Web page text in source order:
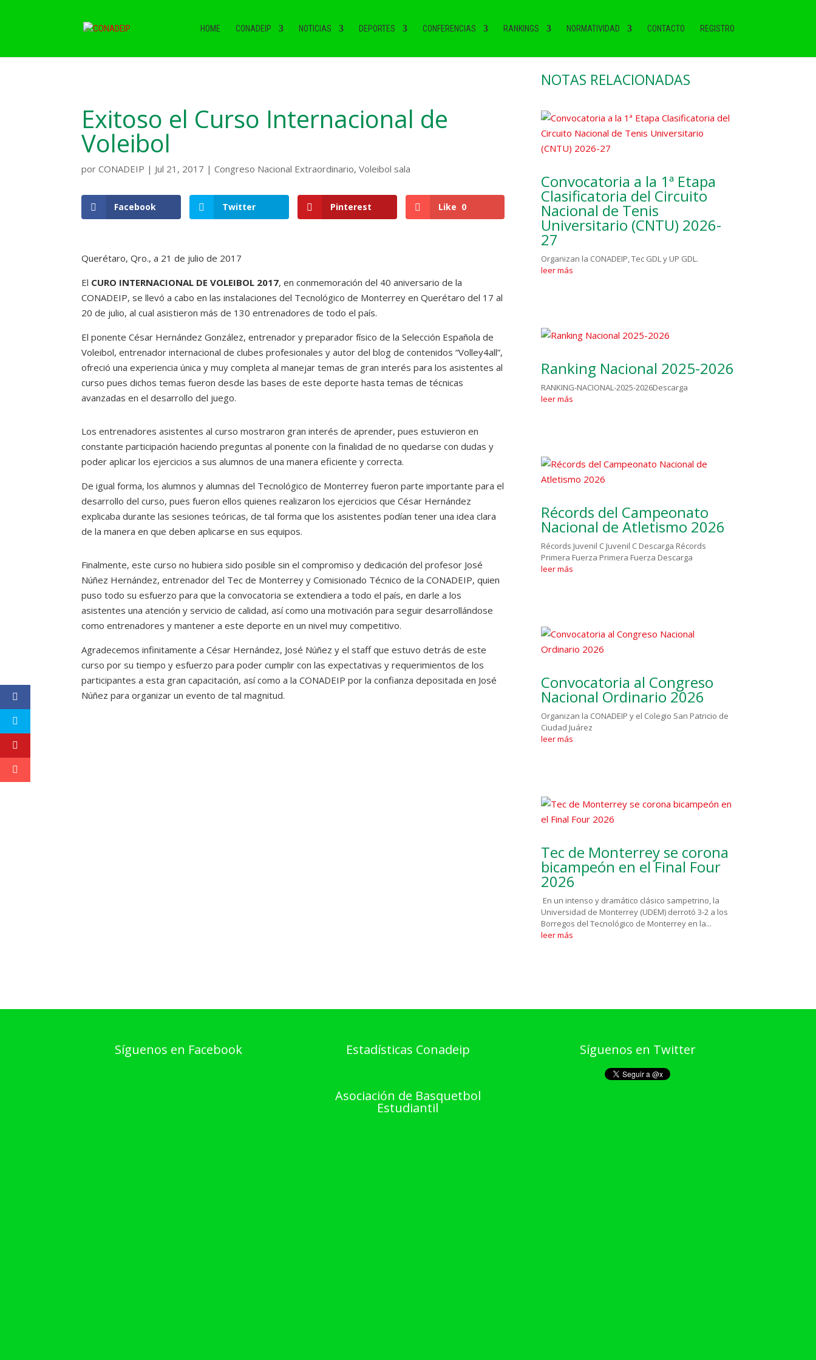
HOME CONADEIP NOTICIAS DEPORTES CONFERENCIAS RANKINGS NORMATIVIDAD CONTACTO REGISTRO
Exitoso el Curso Internacional de
Voleibol
porCONADEIP | Jul 21, 2017 |Congreso Nacional Extraordinario,Voleibol sala
Facebook Twitter Pinterest Like 0
Querétaro, Qro., a 21 de julio de 2017
El CURO INTERNACIONAL DE VOLEIBOL 2017, en conmemoración del 40 aniversario de la
CONADEIP, se llevó a cabo en las instalaciones del Tecnológico de Monterrey en Querétaro del 17 al
20 de julio, al cual asistieron más de 130 entrenadores de todo el país.
El ponente César Hernández González, entrenador y preparador físico de la Selección Española de
Voleibol, entrenador internacional de clubes profesionales y autor del blog de contenidos “Volley4all”,
ofreció una experiencia única y muy completa al manejar temas de gran interés para los asistentes al
curso pues dichos temas fueron desde las bases de este deporte hasta temas de técnicas
avanzadas en el desarrollo del juego.
Los entrenadores asistentes al curso mostraron gran interés de aprender, pues estuvieron en
constante participación haciendo preguntas al ponente con la finalidad de no quedarse con dudas y
poder aplicar los ejercicios a sus alumnos de una manera eficiente y correcta.
De igual forma, los alumnos y alumnas del Tecnológico de Monterrey fueron parte importante para el
desarrollo del curso, pues fueron ellos quienes realizaron los ejercicios que César Hernández
explicaba durante las sesiones teóricas, de tal forma que los asistentes podían tener una idea clara
de la manera en que deben aplicarse en sus equipos.
Finalmente, este curso no hubiera sido posible sin el compromiso y dedicación del profesor José
Núñez Hernández, entrenador del Tec de Monterrey y Comisionado Técnico de la CONADEIP, quien
puso todo su esfuerzo para que la convocatoria se extendiera a todo el país, en darle a los
asistentes una atención y servicio de calidad, así como una motivación para seguir desarrollándose
como entrenadores y mantener a este deporte en un nivel muy competitivo.
Agradecemos infinitamente a César Hernández, José Núñez y el staff que estuvo detrás de este
curso por su tiempo y esfuerzo para poder cumplir con las expectativas y requerimientos de los
participantes a esta gran capacitación, así como a la CONADEIP por la confianza depositada en José
Núñez para organizar un evento de tal magnitud.
NOTAS RELACIONADAS
Convocatoria a la 1ª Etapa
Clasificatoria del Circuito
Nacional de Tenis
Universitario (CNTU) 2026-
27
Organizan la CONADEIP, Tec GDL y UP GDL.
leer más
Ranking Nacional 2025-2026
RANKING-NACIONAL-2025-2026Descarga
leer más
Récords del Campeonato
Nacional de Atletismo 2026
Récords Juvenil C Juvenil C Descarga Récords
Primera Fuerza Primera Fuerza Descarga
leer más
Convocatoria al Congreso
Nacional Ordinario 2026
Organizan la CONADEIP y el Colegio San Patricio de
Ciudad Juárez
leer más
Tec de Monterrey se corona
bicampeón en el Final Four
2026
En un intenso y dramático clásico sampetrino, la
Universidad de Monterrey (UDEM) derrotó 3-2 a los
Borregos del Tecnológico de Monterrey en la...
leer más
Síguenos en Facebook Estadísticas Conadeip
Asociación de Basquetbol
Estudiantil
Síguenos en Twitter